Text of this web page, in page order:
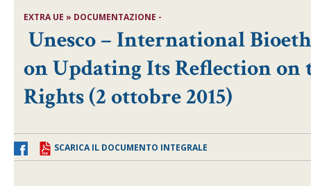
EXTRA UE » DOCUMENTAZIONE -
Unesco – International
on Updating Its Reflection on
Rights (2 ottobre 2015)
SCARICA IL DOCUMENTO INTEGRALE